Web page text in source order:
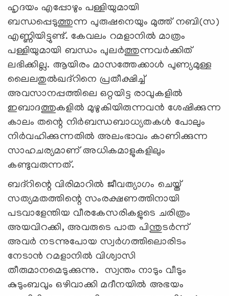
ഹൃദയം എപ്പോഴും പള്ളിയുമായി
ബന്ധപ്പെടുത്തുന്ന പുരുഷനെയും മുത്ത് നബി(സ)
എണ്ണിയിട്ടുണ്ട്. കേവലം റമളാനില്‍ മാത്രം
പള്ളിയുമായി ബന്ധം പുലര്‍ത്തുന്നവര്‍ക്കിത്
ലഭിക്കില്ല. ആയിരം മാസത്തേക്കാള്‍ പുണ്യമുള്ള
ലൈലതുല്‍ഖദ്‌റിനെ പ്രതീക്ഷിച്ച്
അവസാനപ്പത്തിലെ ഒറ്റയിട്ട രാവുകളില്‍
ഇബാദത്തുകളില്‍ മുഴുകിയിരുന്നവന്‍ ശേഷിക്കുന്ന
കാലം തന്റെ നിര്‍ബന്ധബാധ്യതകള്‍ പോലും
നിര്‍വഹിക്കുന്നതില്‍ അലംഭാവം കാണിക്കുന്ന
സാഹചര്യമാണ് അധികമാളുകളിലും
കണ്ടുവരുന്നത്.
ബദ്‌റിന്റെ വിരിമാറില്‍ ജീവത്യാഗം ചെയ്ത്
സത്യമതത്തിന്റെ സംരക്ഷണത്തിനായി
പടവാളേന്തിയ വീരകേസരികളുടെ ചരിത്രം
അയവിറക്കി, അവരുടെ പാത പിന്തുടര്‍ന്ന്
അവര്‍ നടന്നുപോയ സ്വര്‍ഗത്തിലൊരിടം
നേടാന്‍ റമളാനില്‍ വിശ്വാസി
തീരുമാനമെടുക്കുന്നു. സ്വന്തം നാടും വീടും
കുടുംബവും ഒഴിവാക്കി മദീനയില്‍ അഭയം